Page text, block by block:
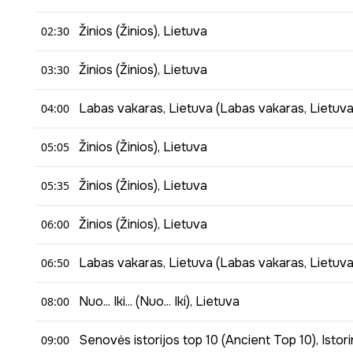
Kasdieninė informacinė pokalbių laida, pirmoji
02:30 Žinios (Žinios), Lietuva
Išsamios, patikimos ir profesionalios žinios: Lietuvos
03:30 Žinios (Žinios), Lietuva
Išsamios, patikimos ir profesionalios žinios: Lietuvos
04:00 Labas vakaras, Lietuva (Labas vakaras,
Kasdieninė informacinė pokalbių laida, pirmoji
05:05 Žinios (Žinios), Lietuva
Išsamios, patikimos ir profesionalios žinios: Lietuvos
05:35 Žinios (Žinios), Lietuva
Išsamios, patikimos ir profesionalios žinios: Lietuvos
06:00 Žinios (Žinios), Lietuva
Išsamios, patikimos ir profesionalios žinios: Lietuvos
06:50 Labas vakaras, Lietuva (Labas vakaras,
Kasdieninė informacinė pokalbių laida, pirmoji
08:00 Nuo... Iki... (Nuo... Iki), Lietuva
09:00 Senovės istorijos top 10 (Ancient Top 10),